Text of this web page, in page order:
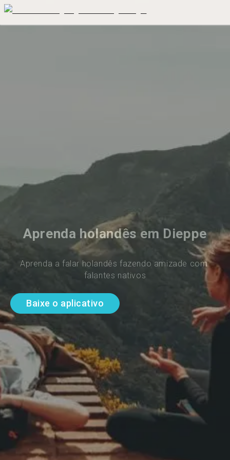
Aprenda holandês em Dieppe
Aprenda a falar holandês fazendo amizade com
falantes nativos
Baixe o aplicativo